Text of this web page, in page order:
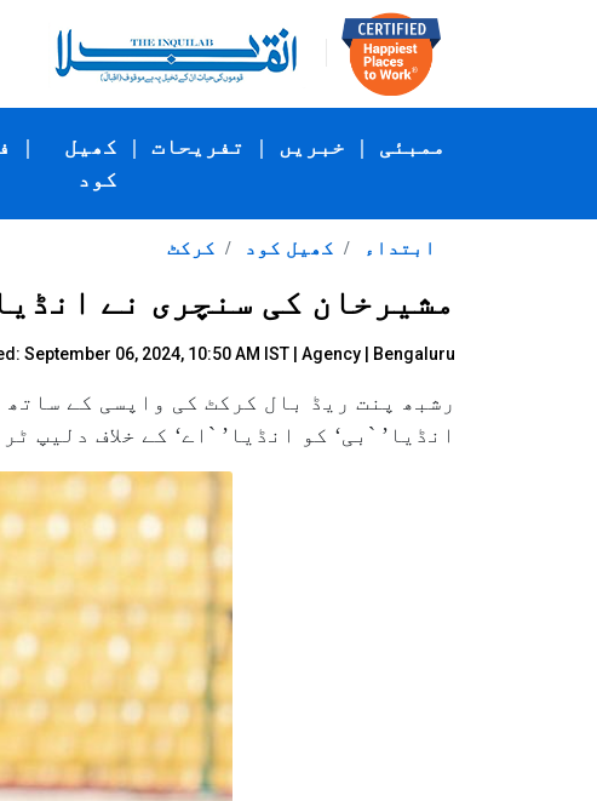
|
کھیل
کود
| تفریحات | خبریں | ممبئی
کرکٹ کھیل کود ابتداء
مشیرخان کی سنچری نے
September 06, 2024, 10:50 AM IST | Agency | Bengaluru
انڈیا’ `بی‘ کو انڈیا’ `اے‘ کے خلاف